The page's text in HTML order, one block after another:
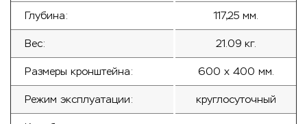
Глубина: 117,25 мм.
Вес: 21.09 кг.
Размеры кронштейна: 600 x 400 мм.
Режим эксплуатации: круглосуточный